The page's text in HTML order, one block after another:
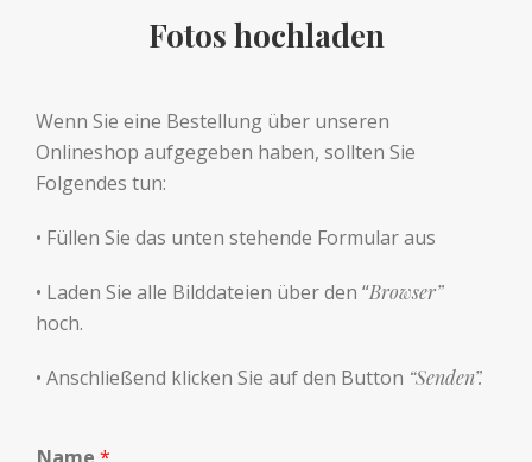
Fotos hochladen
Wenn Sie eine Bestellung über unseren
Onlineshop aufgegeben haben, sollten Sie
Folgendes tun:
• Füllen Sie das unten stehende Formular aus
• Laden Sie alle Bilddateien über den “Browser”
hoch.
• Anschließend klicken Sie auf den Button “Senden”.
Name *